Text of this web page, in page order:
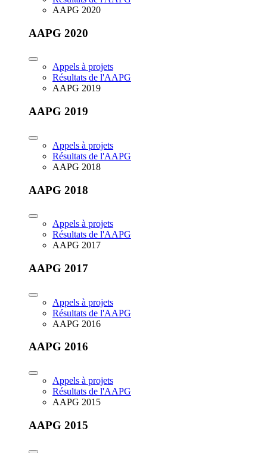
AAPG 2020
AAPG 2020
Appels à projets
Résultats de l'AAPG
AAPG 2019
AAPG 2019
Appels à projets
Résultats de l'AAPG
AAPG 2018
AAPG 2018
Appels à projets
Résultats de l'AAPG
AAPG 2017
AAPG 2017
Appels à projets
Résultats de l'AAPG
AAPG 2016
AAPG 2016
Appels à projets
Résultats de l'AAPG
AAPG 2015
AAPG 2015